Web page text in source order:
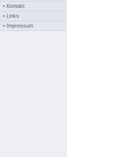
• Kontakt
• Links
• Impressum